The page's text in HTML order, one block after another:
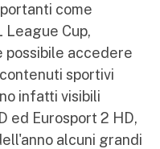
come
League Cup,
possibile accedere
sportivi
infatti visibili
ed Eurosport 2 HD,
alcuni grandi